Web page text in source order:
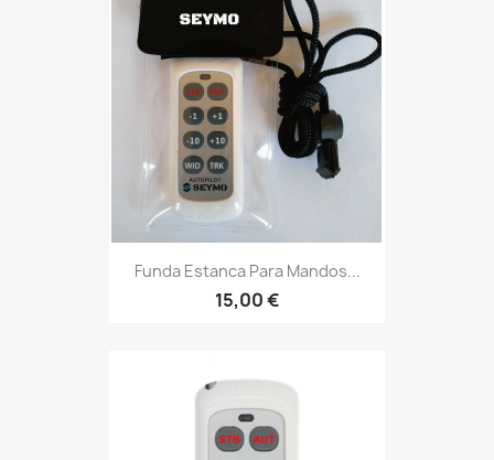
Funda Estanca Para Mandos...
15,00 €